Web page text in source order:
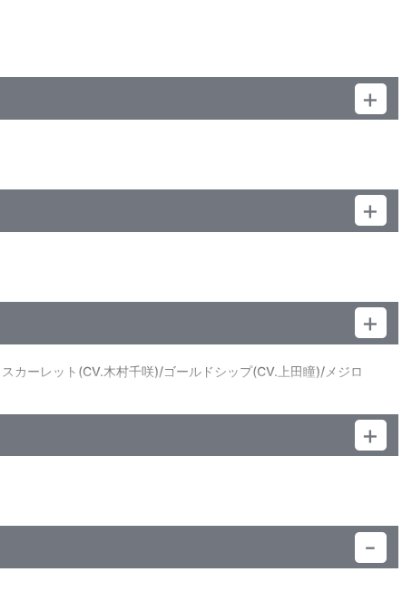
カーレット(CV.木村千咲)/ゴールドシップ(CV.上田瞳)/メジロ